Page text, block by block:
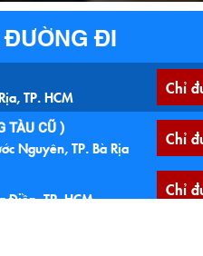
ĐI
TP. HCM Chỉ
TÀU CŨ )
Nguyên, TP. Bà Rịa Chỉ
Điền, TP. HCM Chỉ